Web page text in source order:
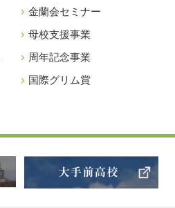
金蘭会セミナー
母校支援事業
周年記念事業
国際グリム賞